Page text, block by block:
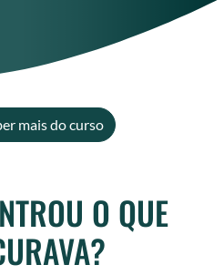
mais do curso
O QUE